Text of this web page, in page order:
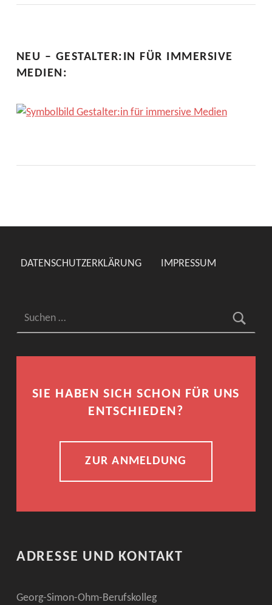
NEU – GESTALTER:IN FÜR IMMERSIVE
MEDIEN:
DATENSCHUTZERKLÄRUNG IMPRESSUM
SIE HABEN SICH SCHON FÜR UNS
ENTSCHIEDEN?
ZUR ANMELDUNG
ADRESSE UND KONTAKT
Georg-Simon-Ohm-Berufskolleg